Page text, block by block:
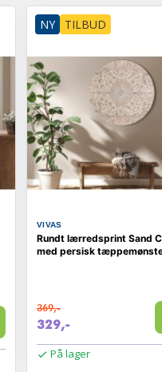
NY TILBUD
VIVAS
Rundt lærredsprint Sand
med persisk
369,-
329,-
På lager